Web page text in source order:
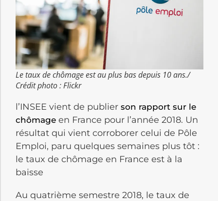
Le taux de chômage est au plus bas depuis 10 ans./
Crédit photo : Flickr
l’INSEE vient de publier son rapport sur le
chômage en France pour l’année 2018. Un
résultat qui vient corroborer celui de Pôle
Emploi, paru quelques semaines plus tôt :
le taux de chômage en France est à la
baisse
Au quatrième semestre 2018, le taux de